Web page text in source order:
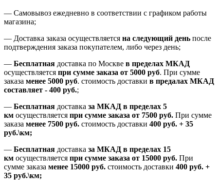
— Самовывоз ежедневно в соответствии с графиком работы
магазина;
— Доставка заказа осуществляется на следующий день после
подтверждения заказа покупателем, либо через день;
— Бесплатная доставка по Москве в пределах МКАД
осуществляется при сумме заказа от 5000 руб. При сумме
заказа менее 5000 руб. стоимость доставки в предалах МКАД
составляет - 400 руб.;
— Бесплатная доставка за МКАД в пределах 5
км осуществляется при сумме заказа от 7500 руб. При сумме
заказа менее 7500 руб. стоимость доставки 400 руб. + 35
руб.\км;
— Бесплатная доставка за МКАД в пределах 15
км осуществляется при сумме заказа от 15000 руб. При
сумме заказа менее 15000 руб. стоимость доставки 400 руб. +
35 руб.\км;